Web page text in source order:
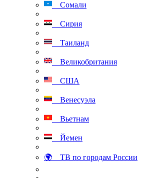
Сомали
Сирия
Таиланд
Великобритания
США
Венесуэла
Вьетнам
Йемен
🌍 ТВ по городам России